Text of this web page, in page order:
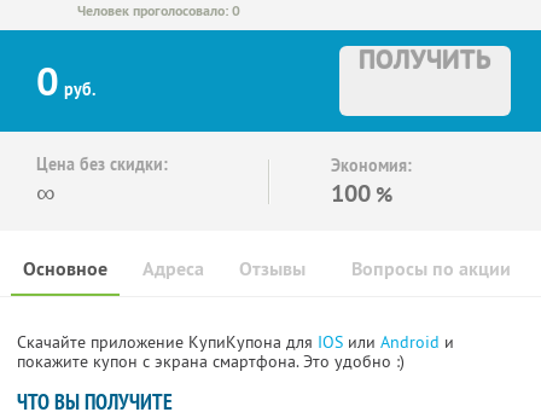
Человек проголосовало: 0
0 руб.
ПОЛУЧИТЬ
Цена без скидки:
∞
Экономия:
100 %
Основное Отзывы Вопросы по акции
Адреса
Скачайте приложение КупиКупона для IOS или Android и
покажите купон с экрана смартфона. Это удобно :)
ЧТО ВЫ ПОЛУЧИТЕ